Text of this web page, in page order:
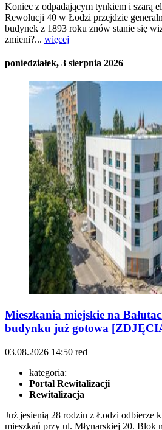
Koniec z odpadającym tynkiem i szarą
Rewolucji 40 w Łodzi przejdzie
budynek z 1893 roku znów stanie się
zmieni?... więcej
poniedziałek, 3 sierpnia 2026
Mieszkania miejskie na
budynku już gotowa
03.08.2026 14:50 red
kategoria:
Portal Rewitalizacji
Rewitalizacja
Już jesienią 28 rodzin z Łodzi odbierze
mieszkań przy ul. Młynarskiej 20. Blok